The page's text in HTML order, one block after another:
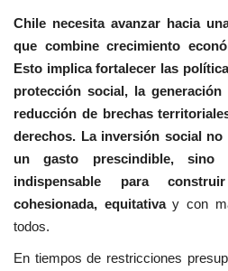
Chile necesita avanzar hacia
que combine crecimiento
Esto implica fortalecer las
protección social, la
reducción de brechas
derechos. La inversión social
un gasto prescindible, sino
indispensable para
cohesionada, equitativay con
todos.
En tiempos de restricciones